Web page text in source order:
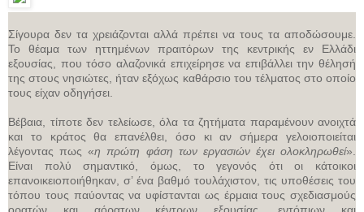
Σίγουρα δεν τα χρειάζονται αλλά πρέπει να τους τα αποδώσουμε.
Το θέαμα των ηττημένων πραιτόρων της κεντρικής εν Ελλάδι
εξουσίας, που τόσο αλαζονικά επιχείρησε να επιβάλλει την θέλησή
της στους νησιώτες, ήταν εξόχως καθάρσιο του τέλματος στο οποίο
τους είχαν οδηγήσει.
Βέβαια, τίποτε δεν τελείωσε, όλα τα ζητήματα παραμένουν ανοιχτά
και το κράτος θα επανέλθει, όσο κι αν σήμερα γελοιοποιείται
λέγοντας πως «η πρώτη φάση των εργασιών έχει ολοκληρωθεί».
Είναι πολύ σημαντικό, όμως, το γεγονός ότι οι κάτοικοι
επανοικειοποιήθηκαν, σ’ ένα βαθμό τουλάχιστον, τις υποθέσεις του
τόπου τους παύοντας να υφίστανται ως έρμαια τους σχεδιασμούς